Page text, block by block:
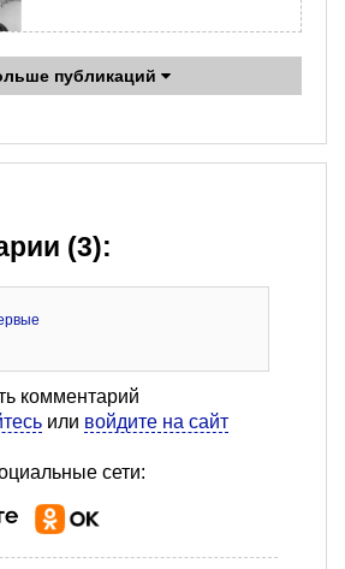
публикаций
(3):
комментарий
или войдите на сайт
сети: